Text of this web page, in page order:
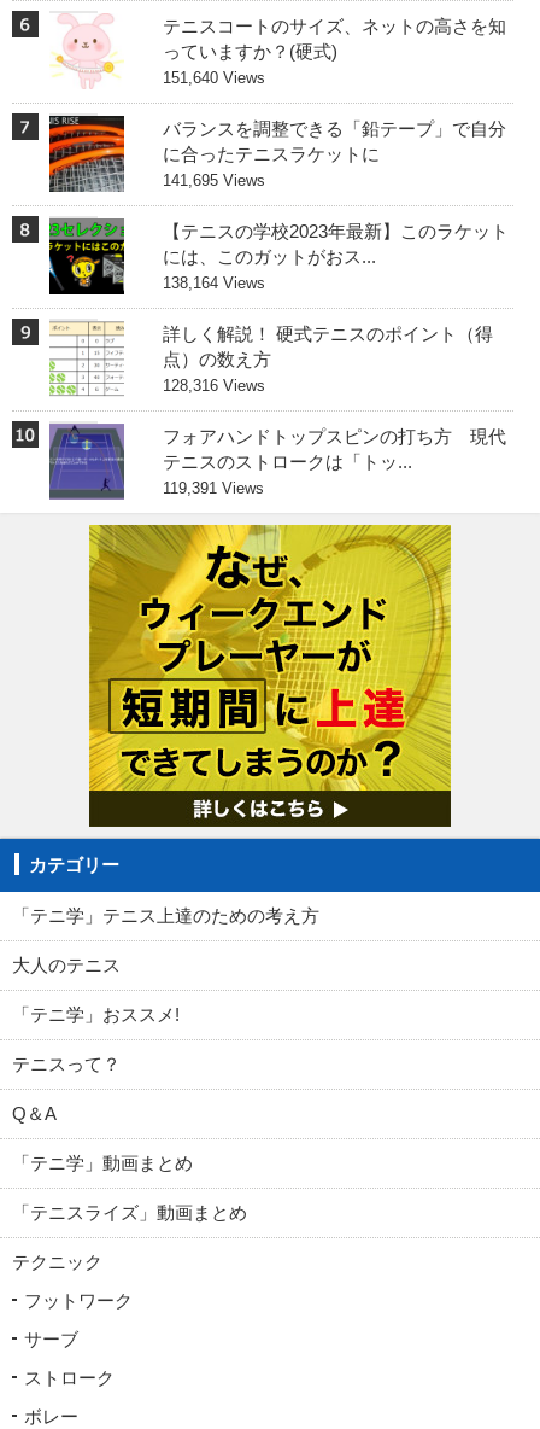
テニスコートのサイズ、ネットの高さを知
っていますか？(硬式)
151,640 Views
バランスを調整できる「鉛テープ」で自分
に合ったテニスラケットに
141,695 Views
【テニスの学校2023年最新】このラケット
には、このガットがおス...
138,164 Views
詳しく解説！ 硬式テニスのポイント（得
点）の数え方
128,316 Views
フォアハンドトップスピンの打ち方 現代
テニスのストロークは「トッ...
119,391 Views
カテゴリー
「テニ学」テニス上達のための考え方
大人のテニス
「テニ学」おススメ!
テニスって？
Q＆A
「テニ学」動画まとめ
「テニスライズ」動画まとめ
テクニック
フットワーク
サーブ
ストローク
ボレー